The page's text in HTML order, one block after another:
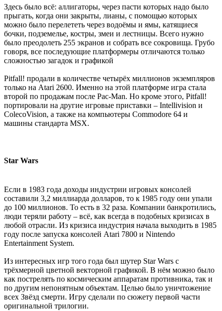
Здесь было всё: аллигаторы, через пасти которых надо было
прыгать, когда они закрыты, лианы, с помощью которых
можно было перелететь через водоёмы и ямы, катящиеся
бочки, подземелье, костры, змеи и лестницы. Всего нужно
было преодолеть 255 экранов и собрать все сокровища. Грубо
говоря, все последующие платформеры отличаются только
сложностью загадок и графикой
Pitfall! продали в количестве четырёх миллионов экземпляров
только на Atari 2600. Именно на этой платформе игра стала
второй по продажам после Pac-Man. Но кроме этого, Pitfall!
портировали на другие игровые приставки – Intellivision и
ColecoVision, а также на компьютеры Commodore 64 и
машины стандарта MSX.
Star Wars
Если в 1983 года доходы индустрии игровых консолей
составили 3,2 миллиарда долларов, то к 1985 году они упали
до 100 миллионов. То есть в 32 раза. Компании банкротились,
люди теряли работу – всё, как всегда в подобных кризисах в
любой отрасли. Из кризиса индустрия начала выходить в 1985
году после запуска консолей Atari 7800 и Nintendo
Entertainment System.
Из интересных игр того года был шутер Star Wars с
трёхмерной цветной векторной графикой. В нём можно было
как пострелять по космическим аппаратам противника, так и
по другим непонятным объектам. Целью было уничтожение
всех Звёзд смерти. Игру сделали по сюжету первой части
оригинальной трилогии.